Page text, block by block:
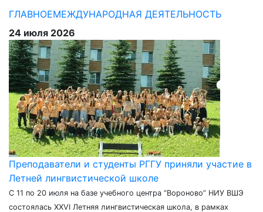
ГЛАВНОЕМЕЖДУНАРОДНАЯ ДЕЯТЕЛЬНОСТЬ
24 июля 2026
Преподаватели и студенты РГГУ приняли участие в
Летней лингвистической школе
С 11 по 20 июля на базе учебного центра “Вороново” НИУ ВШЭ
состоялась XXVI Летняя лингвистическая школа, в рамках